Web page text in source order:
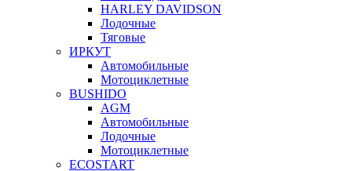
HARLEY DAVIDSON
Лодочные
Тяговые
ИРКУТ
Автомобильные
Мотоциклетные
BUSHIDO
AGM
Автомобильные
Лодочные
Мотоциклетные
ECOSTART